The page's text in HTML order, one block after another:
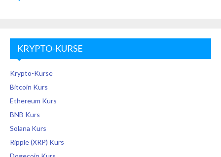
KRYPTO-KURSE
Krypto-Kurse
Bitcoin Kurs
Ethereum Kurs
BNB Kurs
Solana Kurs
Ripple (XRP) Kurs